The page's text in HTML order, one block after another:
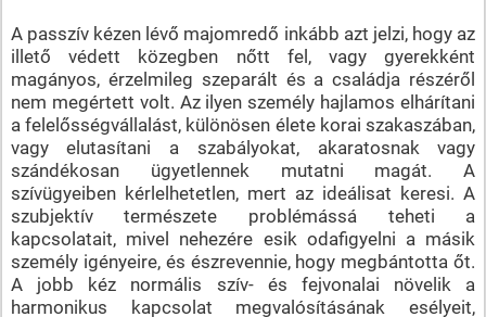
A passzív kézen lévő majomredő inkább azt jelzi, hogy az
illető védett közegben nőtt fel, vagy gyerekként
magányos, érzelmileg szeparált és a családja részéről
nem megértett volt. Az ilyen személy hajlamos elhárítani
a felelősségvállalást, különösen élete korai szakaszában,
vagy elutasítani a szabályokat, akaratosnak vagy
szándékosan ügyetlennek mutatni magát. A
szívügyeiben kérlelhetetlen, mert az ideálisat keresi. A
szubjektív természete problémássá teheti a
kapcsolatait, mivel nehezére esik odafigyelni a másik
személy igényeire, és észrevennie, hogy megbántotta őt.
A jobb kéz normális szív- és fejvonalai növelik a
harmonikus kapcsolat megvalósításának esélyeit,